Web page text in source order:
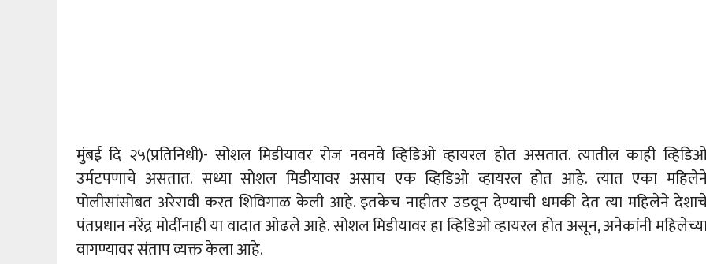
मुंबई दि २५(प्रतिनिधी)- सोशल मिडीयावर रोज नवनवे व्हिडिओ व्हायरल होत असतात. त्यातील काही
उर्मटपणाचे असतात. सध्या सोशल मिडीयावर असाच एक व्हिडिओ व्हायरल होत आहे. त्यात एका
पोलीसांसोबत अरेरावी करत शिविगाळ केली आहे. इतकेच नाहीतर उडवून देण्याची धमकी देत त्या महिलेने
पंतप्रधान नरेंद्र मोदींनाही या वादात ओढले आहे. सोशल मिडीयावर हा व्हिडिओ व्हायरल होत असून, अनेकांनी
वागण्यावर संताप व्यक्त केला आहे.